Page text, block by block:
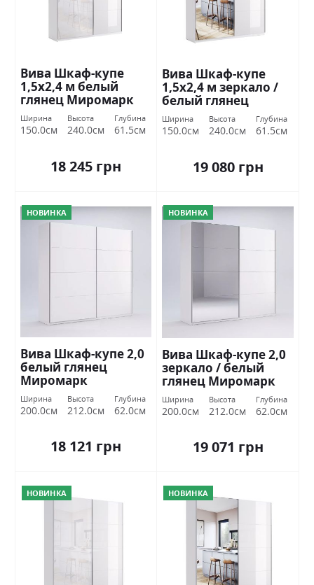
Вива Шкаф-купе
1,5х2,4 м белый
глянец Миромарк
Ширина
150.0см
Высота
240.0см
Глубина
61.5см
18 245 грн
Вива Шкаф-купе
1,5х2,4 м зеркало /
белый глянец
Миромарк
Ширина
150.0см
Высота
240.0см
Глубина
61.5см
19 080 грн
НОВИНКА
Вива Шкаф-купе 2,0
белый глянец
Миромарк
Ширина
200.0см
Высота
212.0см
Глубина
62.0см
18 121 грн
НОВИНКА
Вива Шкаф-купе 2,0
зеркало / белый
глянец Миромарк
Ширина
200.0см
Высота
212.0см
Глубина
62.0см
19 071 грн
НОВИНКА НОВИНКА